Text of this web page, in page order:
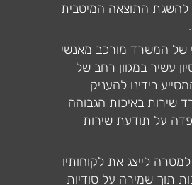
להשגת התוצאה המיטבית
של המשרד מורכב מאנשי
עשיר במגוון רחב של
בידינו להעניק
שירות באיכות הגבוהה
על תודעת שירות
לייצג את לקוחותיו
תוך שמירה על סודיות